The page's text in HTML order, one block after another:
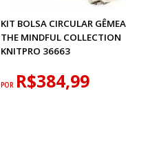
KIT BOLSA CIRCULAR GÊMEA
THE MINDFUL COLLECTION
KNITPRO 36663
POR R$384,99